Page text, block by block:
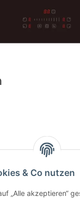
& Co nutzen
„Alle akzeptieren“